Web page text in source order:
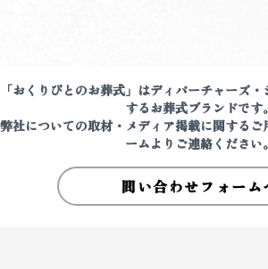
「おくりびとのお葬式」はディパーチャーズ
するお葬式ブランドです。
弊社についての取材・メディア掲載に関するご
ームよりご連絡ください。
問い合わせフォーム